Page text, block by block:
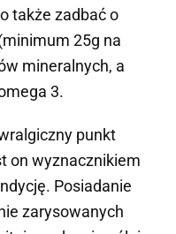
także zadbać o
25g na
mineralnych, a
3.
punkt
on wyznacznikiem
Posiadanie
zarysowanych